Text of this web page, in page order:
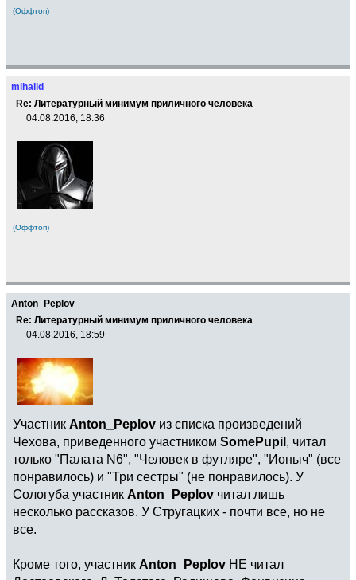
(Оффтоп)
mihaild
Re: Литературный минимум приличного человека
04.08.2016, 18:36
(Оффтоп)
Anton_Peplov
Re: Литературный минимум приличного человека
04.08.2016, 18:59
Участник Anton_Peplov из списка произведений
Чехова, приведенного участником SomePupil, читал
только "Палата N6", "Человек в футляре", "Ионыч" (все
понравилось) и "Три сестры" (не понравилось). У
Сологуба участник Anton_Peplov читал лишь
несколько рассказов. У Стругацких - почти все, но не
все.
Кроме того, участник Anton_Peplov НЕ читал